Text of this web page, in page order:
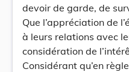
devoir de garde, de
Que l’appréciation de
à leurs relations avec
considération de
Considérant qu’en